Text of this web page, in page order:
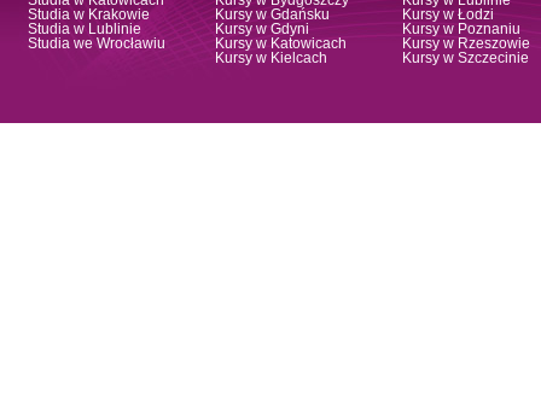
Studia w Krakowie
Studia w Lublinie
Studia we Wrocławiu
Kursy w Gdańsku
Kursy w Gdyni
Kursy w Katowicach
Kursy w Kielcach
Kursy w Łodzi
Kursy w Poznaniu
Kursy w Rzeszowie
Kursy w Szczecinie